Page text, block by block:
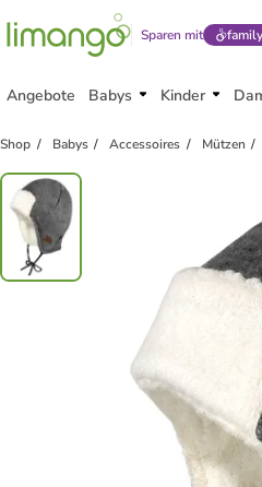
Sparen mit family
Angebote Babys Kinder
Shop Babys Accessoires Mützen